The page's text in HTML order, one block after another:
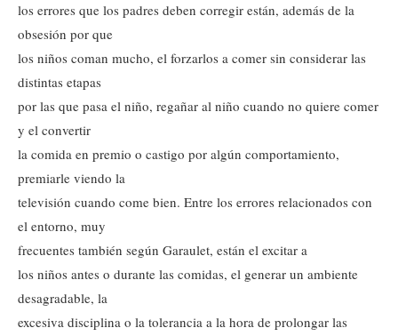
los errores que los padres deben corregir están, además de la
obsesión por que
los niños coman mucho, el forzarlos a comer sin considerar las
distintas etapas
por las que pasa el niño, regañar al niño cuando no quiere comer
y el convertir
la comida en premio o castigo por algún comportamiento,
premiarle viendo la
televisión cuando come bien. Entre los errores relacionados con
el entorno, muy
frecuentes también según Garaulet, están el excitar a
los niños antes o durante las comidas, el generar un ambiente
desagradable, la
excesiva disciplina o la tolerancia a la hora de prolongar las